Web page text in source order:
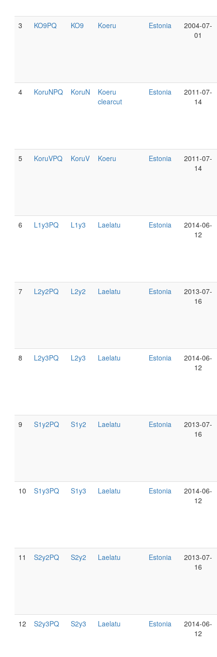
3 KO9PQ KO9 Koeru Estonia
2004-07-
01
4 KoruNPQ KoruN
Koeru
clearcut
Estonia
2011-07-
14
5 KoruVPQ KoruV Koeru Estonia
2011-07-
14
6 L1y3PQ L1y3 Laelatu Estonia
2014-06-
12
7 L2y2PQ L2y2 Laelatu Estonia
2013-07-
16
8 L2y3PQ L2y3 Laelatu Estonia
2014-06-
12
9 S1y2PQ S1y2 Laelatu Estonia
2013-07-
16
10 S1y3PQ S1y3 Laelatu Estonia
2014-06-
12
11 S2y2PQ S2y2 Laelatu Estonia
2013-07-
16
12 S2y3PQ S2y3 Laelatu Estonia
2014-06-
12